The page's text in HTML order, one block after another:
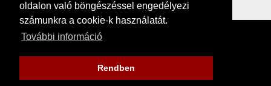
oldalon való böngészéssel engedélyezi
számunkra a cookie-k használatát.
További információ
Rendben